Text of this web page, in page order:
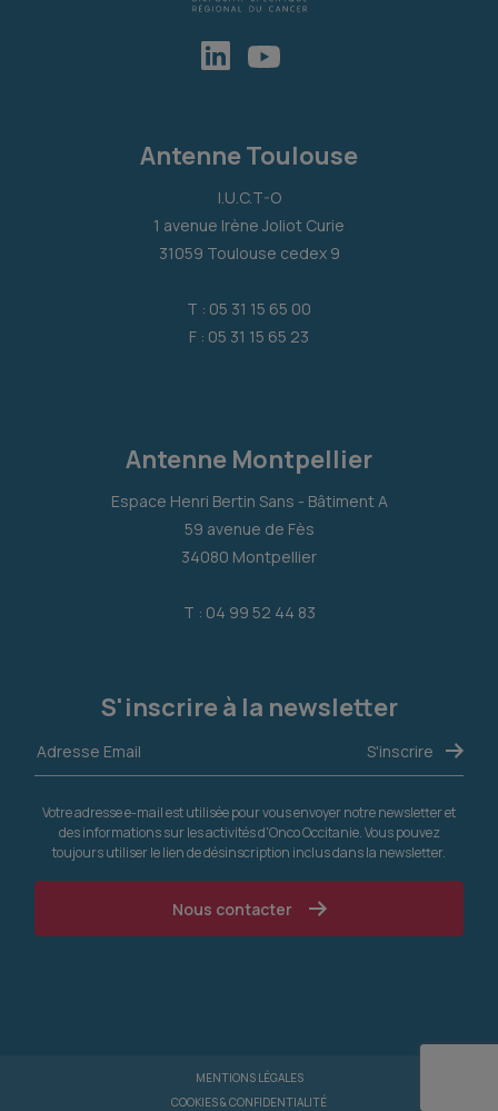
Antenne Toulouse
I.U.C.T-O
1 avenue Irène Joliot Curie
31059 Toulouse cedex 9
T : 05 31 15 65 00
F : 05 31 15 65 23
Antenne Montpellier
Espace Henri Bertin Sans - Bâtiment A
59 avenue de Fès
34080 Montpellier
T : 04 99 52 44 83
S'inscrire à la newsletter
Votre adresse e-mail est utilisée pour vous envoyer notre newsletter et
des informations sur les activités d'Onco Occitanie. Vous pouvez
toujours utiliser le lien de désinscription inclus dans la newsletter.
Nous contacter
MENTIONS LÉGALES
COOKIES & CONFIDENTIALITÉ